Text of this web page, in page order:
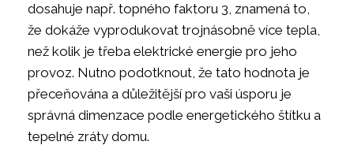
dosahuje např. topného faktoru 3, znamená to,
že dokáže vyprodukovat trojnásobně více tepla,
než kolik je třeba elektrické energie pro jeho
provoz. Nutno podotknout, že tato hodnota je
přeceňována a důležitější pro vaši úsporu je
správná dimenzace podle energetického štítku a
tepelné zráty domu.